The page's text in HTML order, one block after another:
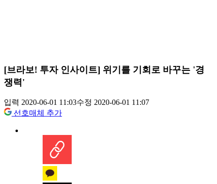
[브라보! 투자 인사이트] 위기를 기회로 바꾸는 '경
쟁력'
입력 2020-06-01 11:03수정 2020-06-01 11:07
선호매체 추가